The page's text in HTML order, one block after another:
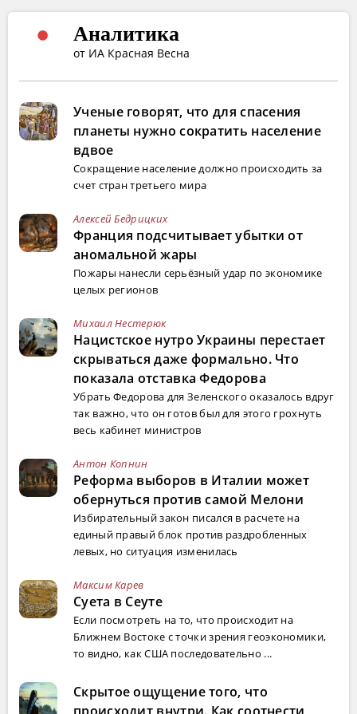
Аналитика
от ИА Красная Весна
Ученые говорят, что для спасения
планеты нужно сократить население
вдвое
Сокращение население должно происходить за
счет стран третьего мира
Алексей Бедрицких
Франция подсчитывает убытки от
аномальной жары
Пожары нанесли серьёзный удар по экономике
целых регионов
Михаил Нестерюк
Нацистское нутро Украины перестает
скрываться даже формально. Что
показала отставка Федорова
Убрать Федорова для Зеленского оказалось вдруг
так важно, что он готов был для этого грохнуть
весь кабинет министров
Антон Копнин
Реформа выборов в Италии может
обернуться против самой Мелони
Избирательный закон писался в расчете на
единый правый блок против раздробленных
левых, но ситуация изменилась
Максим Карев
Суета в Сеуте
Если посмотреть на то, что происходит на
Ближнем Востоке с точки зрения геоэкономики,
то видно, как США последовательно ...
Скрытое ощущение того, что